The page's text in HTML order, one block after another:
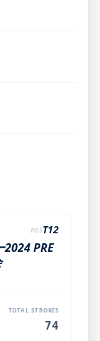
POST12
PRE
TOTAL STROKES
74